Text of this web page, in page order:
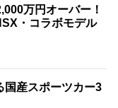
万円オーバー！
・コラボモデル
国産スポーツカー3